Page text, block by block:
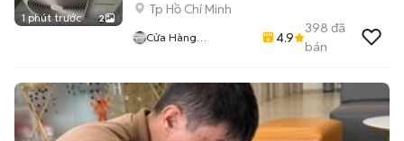
1 phút trước 2
Tp Hồ Chí Minh
Cửa Hàng
4.9
398 đã
bán